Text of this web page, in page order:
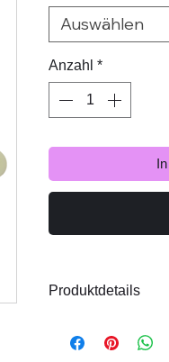
Auswählen
Anzahl *
Produktdetails
Größe: ca.